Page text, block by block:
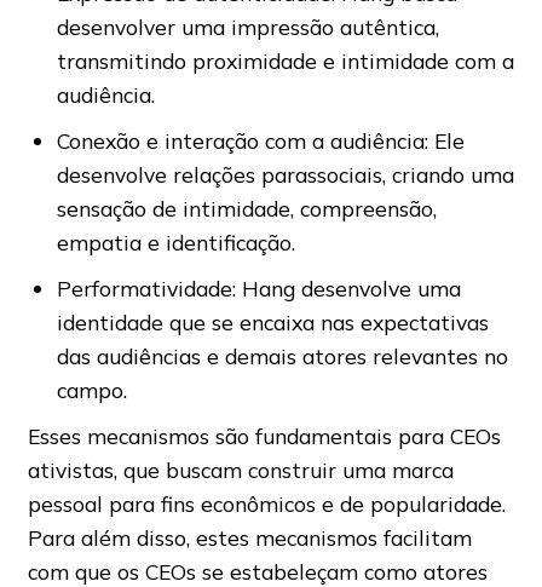
desenvolver uma impressão autêntica,
transmitindo proximidade e intimidade com a
audiência.
Conexão e interação com a audiência: Ele
desenvolve relações parassociais, criando uma
sensação de intimidade, compreensão,
empatia e identificação.
Performatividade: Hang desenvolve uma
identidade que se encaixa nas expectativas
das audiências e demais atores relevantes no
campo.
Esses mecanismos são fundamentais para CEOs
ativistas, que buscam construir uma marca
pessoal para fins econômicos e de popularidade.
Para além disso, estes mecanismos facilitam
com que os CEOs se estabeleçam como atores